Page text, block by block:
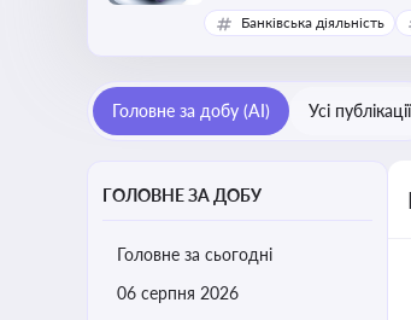
Актуальна
належне
Банківська діяльність
Головне за добу (AI) Усі публікації
ГОЛОВНЕ ЗА ДОБУ
Головне за сьогодні
06 серпня 2026